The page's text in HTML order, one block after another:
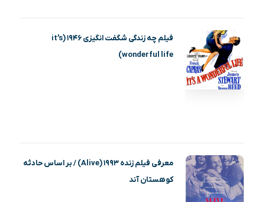
فیلم چه زندگی شگفت انگیزی ۱۹۴۶ (it’s
wonderful life)
معرفی فیلم زنده ۱۹۹۳ (Alive) / بر اساس حادثه
کوهستان آند